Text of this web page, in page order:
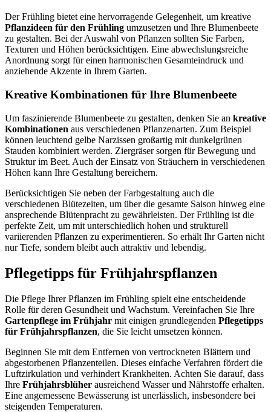
Der Frühling bietet eine hervorragende Gelegenheit, um kreative
Pflanzideen für den Frühling umzusetzen und Ihre Blumenbeete
zu gestalten. Bei der Auswahl von Pflanzen sollten Sie Farben,
Texturen und Höhen berücksichtigen. Eine abwechslungsreiche
Anordnung sorgt für einen harmonischen Gesamteindruck und
anziehende Akzente in Ihrem Garten.
Kreative Kombinationen für Ihre Blumenbeete
Um faszinierende Blumenbeete zu gestalten, denken Sie an kreative
Kombinationen aus verschiedenen Pflanzenarten. Zum Beispiel
können leuchtend gelbe Narzissen großartig mit dunkelgrünen
Stauden kombiniert werden. Ziergräser sorgen für Bewegung und
Struktur im Beet. Auch der Einsatz von Sträuchern in verschiedenen
Höhen kann Ihre Gestaltung bereichern.
Berücksichtigen Sie neben der Farbgestaltung auch die
verschiedenen Blütezeiten, um über die gesamte Saison hinweg eine
ansprechende Blütenpracht zu gewährleisten. Der Frühling ist die
perfekte Zeit, um mit unterschiedlich hohen und strukturell
variierenden Pflanzen zu experimentieren. So erhält Ihr Garten nicht
nur Tiefe, sondern bleibt auch attraktiv und lebendig.
Pflegetipps für Frühjahrspflanzen
Die Pflege Ihrer Pflanzen im Frühling spielt eine entscheidende
Rolle für deren Gesundheit und Wachstum. Vereinfachen Sie Ihre
Gartenpflege im Frühjahr mit einigen grundlegenden Pflegetipps
für Frühjahrspflanzen, die Sie leicht umsetzen können.
Beginnen Sie mit dem Entfernen von vertrockneten Blättern und
abgestorbenen Pflanzenteilen. Dieses einfache Verfahren fördert die
Luftzirkulation und verhindert Krankheiten. Achten Sie darauf, dass
Ihre Frühjahrsblüher ausreichend Wasser und Nährstoffe erhalten.
Eine angemessene Bewässerung ist unerlässlich, insbesondere bei
steigenden Temperaturen.